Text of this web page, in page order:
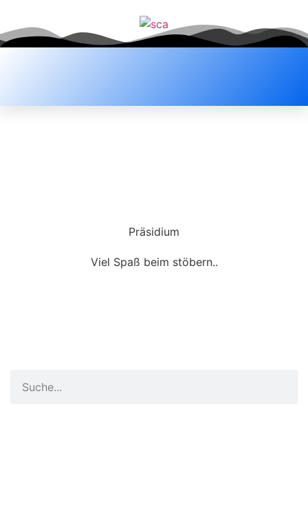
Präsidium
Viel Spaß beim stöbern..